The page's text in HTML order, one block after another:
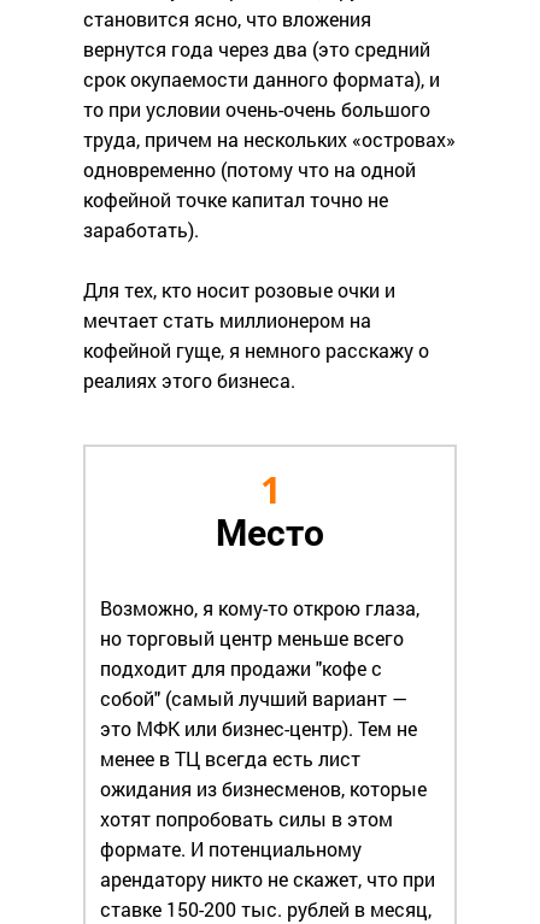
становится ясно, что вложения
вернутся года через два (это средний
срок окупаемости данного формата), и
то при условии очень-очень большого
труда, причем на нескольких «островах»
одновременно (потому что на одной
кофейной точке капитал точно не
заработать).
Для тех, кто носит розовые очки и
мечтает стать миллионером на
кофейной гуще, я немного расскажу о
реалиях этого бизнеса.
1
Место
Возможно, я кому-то открою глаза,
но торговый центр меньше всего
подходит для продажи "кофе с
собой" (самый лучший вариант —
это МФК или бизнес-центр). Тем не
менее в ТЦ всегда есть лист
ожидания из бизнесменов, которые
хотят попробовать силы в этом
формате. И потенциальному
арендатору никто не скажет, что при
ставке 150-200 тыс. рублей в месяц,